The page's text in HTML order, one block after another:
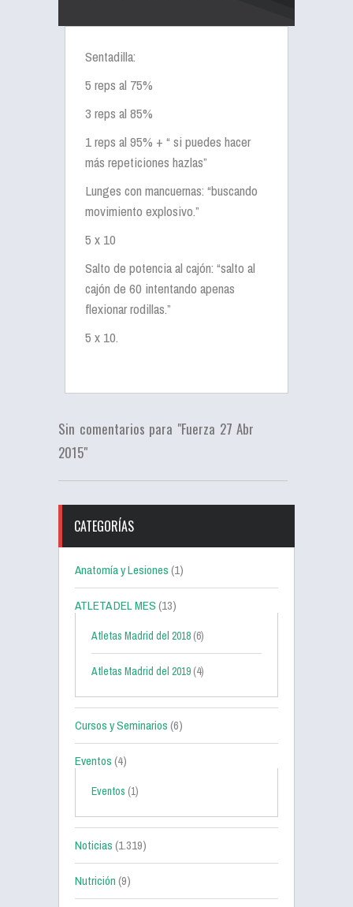
Sentadilla:
5 reps al 75%
3 reps al 85%
1 reps al 95% + “ si puedes hacer
más repeticiones hazlas”
Lunges con mancuernas: “buscando
movimiento explosivo.”
5 x 10
Salto de potencia al cajón: “salto al
cajón de 60 intentando apenas
flexionar rodillas.”
5 x 10.
Sin comentarios para "Fuerza 27 Abr
2015"
CATEGORÍAS
Anatomía y Lesiones(1)
ATLETA DEL MES(13)
Atletas Madrid del 2018 (6)
Atletas Madrid del 2019 (4)
Cursos y Seminarios(6)
Eventos(4)
Eventos (1)
Noticias(1.319)
Nutrición(9)